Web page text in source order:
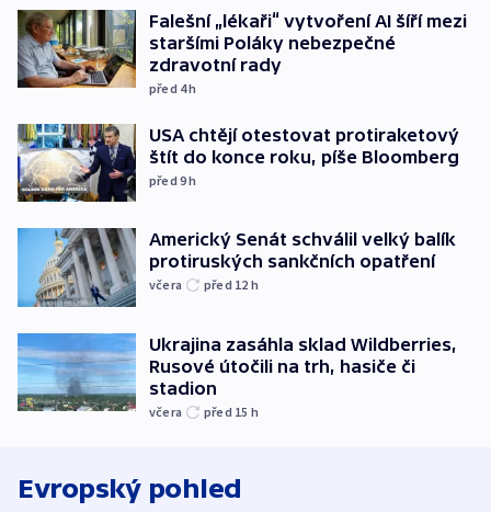
Falešní „lékaři“ vytvoření AI šíří mezi
staršími Poláky nebezpečné
zdravotní rady
před 4h
USA chtějí otestovat protiraketový
štít do konce roku, píše Bloomberg
před 9h
Americký Senát schválil velký balík
protiruských sankčních opatření
včera před 12 h
Ukrajina zasáhla sklad Wildberries,
Rusové útočili na trh, hasiče či
stadion
včera před 15 h
Evropský pohled